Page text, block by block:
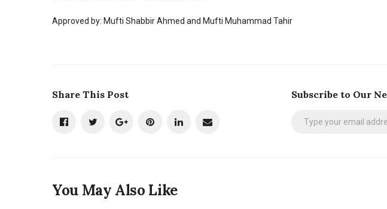
Approved by: Mufti Shabbir Ahmed and Mufti Muhammad Tahir
Share This Post Subscribe to Our
You May Also Like